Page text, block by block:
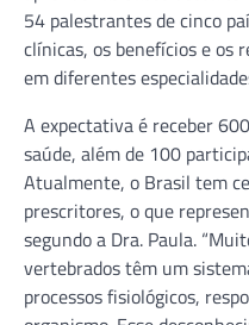
54 palestrantes de cinco
clínicas, os benefícios e os
em diferentes
A expectativa é receber
saúde, além de 100
Atualmente, o Brasil tem
prescritores, o que
segundo a Dra. Paula.
vertebrados têm um
processos fisiológicos,